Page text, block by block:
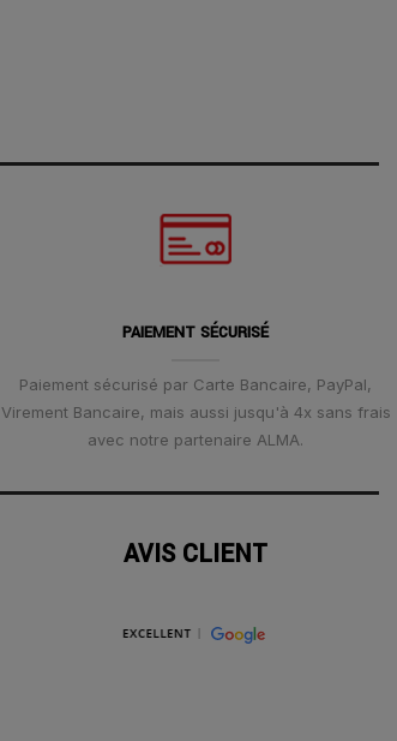
PAIEMENT SÉCURISÉ
Paiement sécurisé par Carte Bancaire, PayPal,
Virement Bancaire, mais aussi jusqu'à 4x sans frais
avec notre partenaire ALMA.
AVIS CLIENT